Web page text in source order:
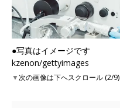
●写真はイメージです
kzenon/gettyimages
▼次の画像は下へスクロール (2/9)